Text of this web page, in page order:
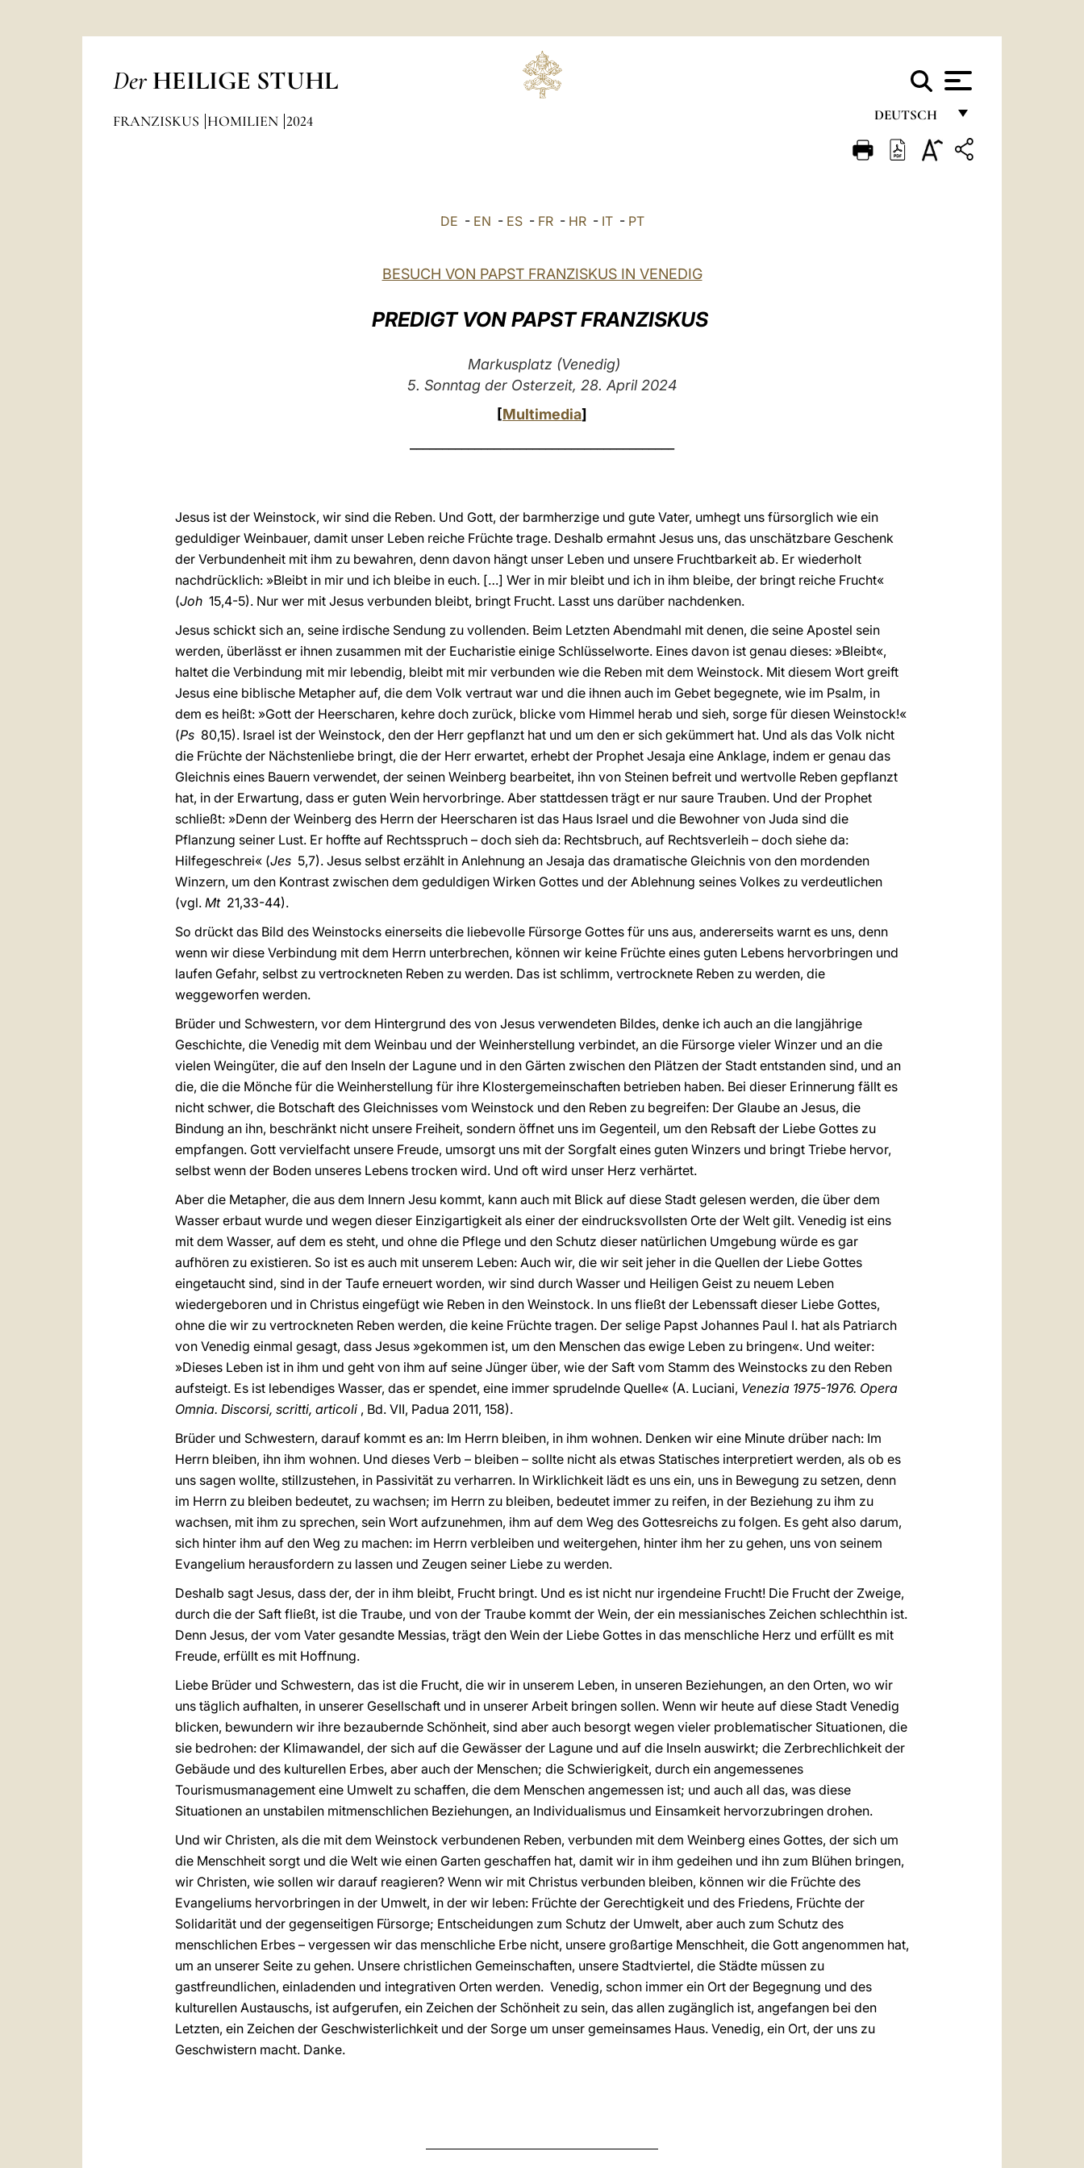
Der HEILIGE STUHL
DEUTSCH
FRANÇAIS
FRANZISKUS HOMILIEN 2024
DE - EN - ES- FR- HR- IT- PT
BESUCH VON PAPST FRANZISKUS IN VENEDIG
PREDIGT VON PAPST FRANZISKUS
Markusplatz (Venedig)
5. Sonntag der Osterzeit, 28. April 2024
[Multimedia]
Jesus ist der Weinstock, wir sind die Reben. Und Gott, der barmherzige und gute Vater, umhegt uns fürsorglich wie ein
geduldiger Weinbauer, damit unser Leben reiche Früchte trage. Deshalb ermahnt Jesus uns, das unschätzbare Geschenk
der Verbundenheit mit ihm zu bewahren, denn davon hängt unser Leben und unsere Fruchtbarkeit ab. Er wiederholt
nachdrücklich: »Bleibt in mir und ich bleibe in euch. […] Wer in mir bleibt und ich in ihm bleibe, der bringt reiche Frucht«
(Joh 15,4-5). Nur wer mit Jesus verbunden bleibt, bringt Frucht. Lasst uns darüber nachdenken.
Jesus schickt sich an, seine irdische Sendung zu vollenden. Beim Letzten Abendmahl mit denen, die seine Apostel sein
werden, überlässt er ihnen zusammen mit der Eucharistie einige Schlüsselworte. Eines davon ist genau dieses: »Bleibt«,
haltet die Verbindung mit mir lebendig, bleibt mit mir verbunden wie die Reben mit dem Weinstock. Mit diesem Wort greift
Jesus eine biblische Metapher auf, die dem Volk vertraut war und die ihnen auch im Gebet begegnete, wie im Psalm, in
dem es heißt: »Gott der Heerscharen, kehre doch zurück, blicke vom Himmel herab und sieh, sorge für diesen Weinstock!«
(Ps 80,15). Israel ist der Weinstock, den der Herr gepflanzt hat und um den er sich gekümmert hat. Und als das Volk nicht
die Früchte der Nächstenliebe bringt, die der Herr erwartet, erhebt der Prophet Jesaja eine Anklage, indem er genau das
Gleichnis eines Bauern verwendet, der seinen Weinberg bearbeitet, ihn von Steinen befreit und wertvolle Reben gepflanzt
hat, in der Erwartung, dass er guten Wein hervorbringe. Aber stattdessen trägt er nur saure Trauben. Und der Prophet
schließt: »Denn der Weinberg des Herrn der Heerscharen ist das Haus Israel und die Bewohner von Juda sind die
Pflanzung seiner Lust. Er hoffte auf Rechtsspruch – doch sieh da: Rechtsbruch, auf Rechtsverleih – doch siehe da:
Hilfegeschrei« (Jes 5,7). Jesus selbst erzählt in Anlehnung an Jesaja das dramatische Gleichnis von den mordenden
Winzern, um den Kontrast zwischen dem geduldigen Wirken Gottes und der Ablehnung seines Volkes zu verdeutlichen
(vgl. Mt21,33-44).
So drückt das Bild des Weinstocks einerseits die liebevolle Fürsorge Gottes für uns aus, andererseits warnt es uns, denn
wenn wir diese Verbindung mit dem Herrn unterbrechen, können wir keine Früchte eines guten Lebens hervorbringen und
laufen Gefahr, selbst zu vertrockneten Reben zu werden. Das ist schlimm, vertrocknete Reben zu werden, die
weggeworfen werden.
Brüder und Schwestern, vor dem Hintergrund des von Jesus verwendeten Bildes, denke ich auch an die langjährige
Geschichte, die Venedig mit dem Weinbau und der Weinherstellung verbindet, an die Fürsorge vieler Winzer und an die
vielen Weingüter, die auf den Inseln der Lagune und in den Gärten zwischen den Plätzen der Stadt entstanden sind, und an
die, die die Mönche für die Weinherstellung für ihre Klostergemeinschaften betrieben haben. Bei dieser Erinnerung fällt es
nicht schwer, die Botschaft des Gleichnisses vom Weinstock und den Reben zu begreifen: Der Glaube an Jesus, die
Bindung an ihn, beschränkt nicht unsere Freiheit, sondern öffnet uns im Gegenteil, um den Rebsaft der Liebe Gottes zu
empfangen. Gott vervielfacht unsere Freude, umsorgt uns mit der Sorgfalt eines guten Winzers und bringt Triebe hervor,
selbst wenn der Boden unseres Lebens trocken wird. Und oft wird unser Herz verhärtet.
Aber die Metapher, die aus dem Innern Jesu kommt, kann auch mit Blick auf diese Stadt gelesen werden, die über dem
Wasser erbaut wurde und wegen dieser Einzigartigkeit als einer der eindrucksvollsten Orte der Welt gilt. Venedig ist eins
mit dem Wasser, auf dem es steht, und ohne die Pflege und den Schutz dieser natürlichen Umgebung würde es gar
aufhören zu existieren. So ist es auch mit unserem Leben: Auch wir, die wir seit jeher in die Quellen der Liebe Gottes
eingetaucht sind, sind in der Taufe erneuert worden, wir sind durch Wasser und Heiligen Geist zu neuem Leben
wiedergeboren und in Christus eingefügt wie Reben in den Weinstock. In uns fließt der Lebenssaft dieser Liebe Gottes,
ohne die wir zu vertrockneten Reben werden, die keine Früchte tragen. Der selige Papst Johannes Paul I. hat als Patriarch
von Venedig einmal gesagt, dass Jesus »gekommen ist, um den Menschen das ewige Leben zu bringen«. Und weiter:
»Dieses Leben ist in ihm und geht von ihm auf seine Jünger über, wie der Saft vom Stamm des Weinstocks zu den Reben
aufsteigt. Es ist lebendiges Wasser, das er spendet, eine immer sprudelnde Quelle« (A. Luciani, Venezia 1975-1976. Opera
Omnia. Discorsi, scritti, articoli , Bd. VII, Padua 2011, 158).
Brüder und Schwestern, darauf kommt es an: Im Herrn bleiben, in ihm wohnen. Denken wir eine Minute drüber nach: Im
Herrn bleiben, ihn ihm wohnen. Und dieses Verb – bleiben – sollte nicht als etwas Statisches interpretiert werden, als ob es
uns sagen wollte, stillzustehen, in Passivität zu verharren. In Wirklichkeit lädt es uns ein, uns in Bewegung zu setzen, denn
im Herrn zu bleiben bedeutet, zu wachsen; im Herrn zu bleiben, bedeutet immer zu reifen, in der Beziehung zu ihm zu
wachsen, mit ihm zu sprechen, sein Wort aufzunehmen, ihm auf dem Weg des Gottesreichs zu folgen. Es geht also darum,
sich hinter ihm auf den Weg zu machen: im Herrn verbleiben und weitergehen, hinter ihm her zu gehen, uns von seinem
Evangelium herausfordern zu lassen und Zeugen seiner Liebe zu werden.
Deshalb sagt Jesus, dass der, der in ihm bleibt, Frucht bringt. Und es ist nicht nur irgendeine Frucht! Die Frucht der Zweige,
durch die der Saft fließt, ist die Traube, und von der Traube kommt der Wein, der ein messianisches Zeichen schlechthin ist.
Denn Jesus, der vom Vater gesandte Messias, trägt den Wein der Liebe Gottes in das menschliche Herz und erfüllt es mit
Freude, erfüllt es mit Hoffnung.
Liebe Brüder und Schwestern, das ist die Frucht, die wir in unserem Leben, in unseren Beziehungen, an den Orten, wo wir
uns täglich aufhalten, in unserer Gesellschaft und in unserer Arbeit bringen sollen. Wenn wir heute auf diese Stadt Venedig
blicken, bewundern wir ihre bezaubernde Schönheit, sind aber auch besorgt wegen vieler problematischer Situationen, die
sie bedrohen: der Klimawandel, der sich auf die Gewässer der Lagune und auf die Inseln auswirkt; die Zerbrechlichkeit der
Gebäude und des kulturellen Erbes, aber auch der Menschen; die Schwierigkeit, durch ein angemessenes
Tourismusmanagement eine Umwelt zu schaffen, die dem Menschen angemessen ist; und auch all das, was diese
Situationen an unstabilen mitmenschlichen Beziehungen, an Individualismus und Einsamkeit hervorzubringen drohen.
Und wir Christen, als die mit dem Weinstock verbundenen Reben, verbunden mit dem Weinberg eines Gottes, der sich um
die Menschheit sorgt und die Welt wie einen Garten geschaffen hat, damit wir in ihm gedeihen und ihn zum Blühen bringen,
wir Christen, wie sollen wir darauf reagieren? Wenn wir mit Christus verbunden bleiben, können wir die Früchte des
Evangeliums hervorbringen in der Umwelt, in der wir leben: Früchte der Gerechtigkeit und des Friedens, Früchte der
Solidarität und der gegenseitigen Fürsorge; Entscheidungen zum Schutz der Umwelt, aber auch zum Schutz des
menschlichen Erbes – vergessen wir das menschliche Erbe nicht, unsere großartige Menschheit, die Gott angenommen hat,
um an unserer Seite zu gehen. Unsere christlichen Gemeinschaften, unsere Stadtviertel, die Städte müssen zu
gastfreundlichen, einladenden und integrativen Orten werden. Venedig, schon immer ein Ort der Begegnung und des
kulturellen Austauschs, ist aufgerufen, ein Zeichen der Schönheit zu sein, das allen zugänglich ist, angefangen bei den
Letzten, ein Zeichen der Geschwisterlichkeit und der Sorge um unser gemeinsames Haus. Venedig, ein Ort, der uns zu
Geschwistern macht. Danke.